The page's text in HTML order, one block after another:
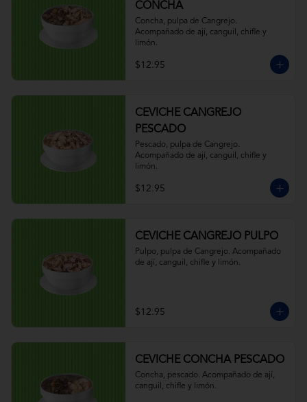
CONCHA
Concha, pulpa de Cangrejo.
Acompañado de ají, canguil, chifle y
limón.
$12.95
CEVICHE CANGREJO
PESCADO
Pescado, pulpa de Cangrejo.
Acompañado de ají, canguil, chifle y
limón.
$12.95
CEVICHE CANGREJO PULPO
Pulpo, pulpa de Cangrejo. Acompañado
de ají, canguil, chifle y limón.
$12.95
CEVICHE CONCHA PESCADO
Concha, pescado. Acompañado de ají,
canguil, chifle y limón.